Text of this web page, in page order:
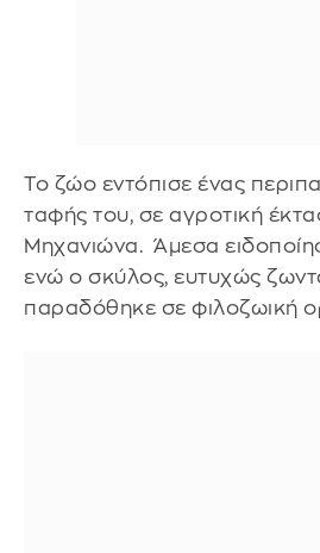
Το ζώο εντόπισε ένας
ταφής του, σε αγροτική
Μηχανιώνα. Άμεσα
ενώ ο σκύλος, ευτυχώς
παραδόθηκε σε φιλοζωική